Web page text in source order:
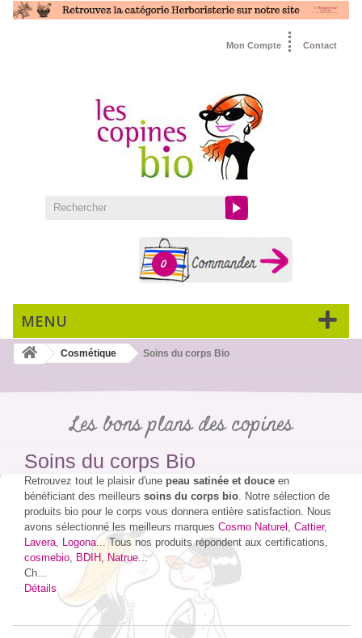
Contact
Mon Compte
0
MENU
Cosmétique Soins du corps Bio
Les bons plans des copines
Soins du corps Bio
Retrouvez tout le plaisir d'une peau satinée et douce en
bénéficiant des meilleurs soins du corps bio. Notre sélection de
produits bio pour le corps vous donnera entière satisfaction. Nous
avons sélectionné les meilleurs marques Cosmo Naturel , Cattier,
Lavera, Logona... Tous nos produits répondent aux certifications,
cosmebio, BDIH, Natrue...
Ch...
Détails